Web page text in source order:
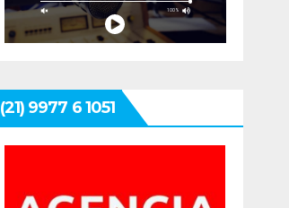
(21) 9977 6 1051